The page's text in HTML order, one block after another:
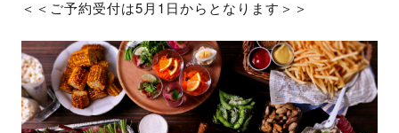
＜＜ご予約受付は5月1日からとなります＞＞